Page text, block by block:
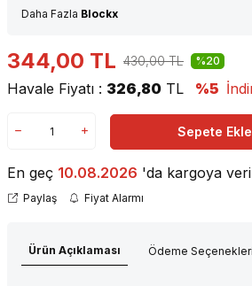
Daha Fazla Blockx
344,00 TL 430,00TL %20
Havale Fiyatı : 326,80 TL %5
Sepete Ekle
En geç 10.08.2026 'da kargoya
Paylaş Fiyat Alarmı
Ürün Açıklaması Ödeme Seçenekleri